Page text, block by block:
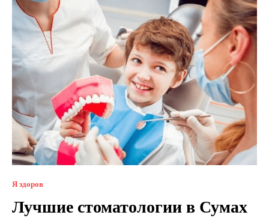
Я здоров
Лучшие стоматологии в Сумах